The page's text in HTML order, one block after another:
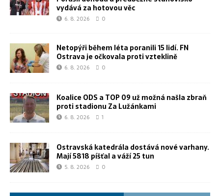
vydává za hotovou věc
6. 8. 2026 0
Netopýři během léta poranili 15 lidí. FN
Ostrava je očkovala proti vzteklině
6. 8. 2026 0
Koalice ODS a TOP 09 už možná našla zbraň
proti stadionu Za Lužánkami
6. 8. 2026 1
Ostravská katedrála dostává nové varhany.
Mají 5818 píšťal a váží 25 tun
5. 8. 2026 0